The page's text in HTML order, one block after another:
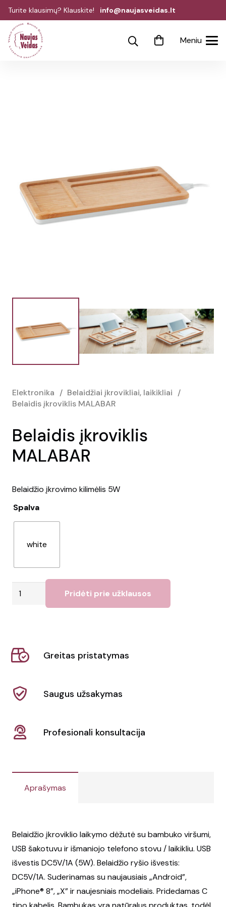
Turite klausimų? Klauskite! info@naujasveidas.lt
Meniu
Elektronika / Belaidžiai įkrovikliai, laikikliai /
Belaidis įkroviklis MALABAR
Belaidis įkroviklis
MALABAR
Belaidžio įkrovimo kilimėlis 5W
Spalva
white
produkto
MALABAR
Pridėti prie užklausos
Greitas pristatymas
Saugus užsakymas
Profesionali konsultacija
Aprašymas
Belaidžio įkroviklio laikymo dėžutė su bambuko viršumi,
USB šakotuvu ir išmaniojo telefono stovu / laikikliu. USB
išvestis DC5V/1A (5W). Belaidžio ryšio išvestis:
DC5V/1A. Suderinamas su naujausiais „Android”,
„iPhone® 8”, „X” ir naujesniais modeliais. Pridedamas C